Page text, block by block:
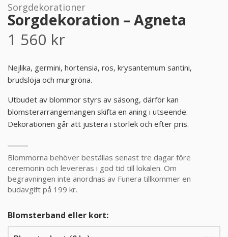
PRODUKTER & PRISER
OM BEGRAVNINGAR
JURIDIK
GÄST
OM FUNERA
LIVESTREAMING
Sorgdekorationer
Sorgdekoration – Agneta
1 560 kr
Nejlika, germini, hortensia, ros, krysantemum santini,
brudslöja och murgröna.
Utbudet av blommor styrs av säsong, därför kan
blomsterarrangemangen skifta en aning i utseende.
Dekorationen går att justera i storlek och efter pris.
Blommorna behöver beställas senast tre dagar före
ceremonin och levereras i god tid till lokalen. Om
begravningen inte anordnas av Funera tillkommer en
budavgift på 199 kr.
Blomsterband eller kort: